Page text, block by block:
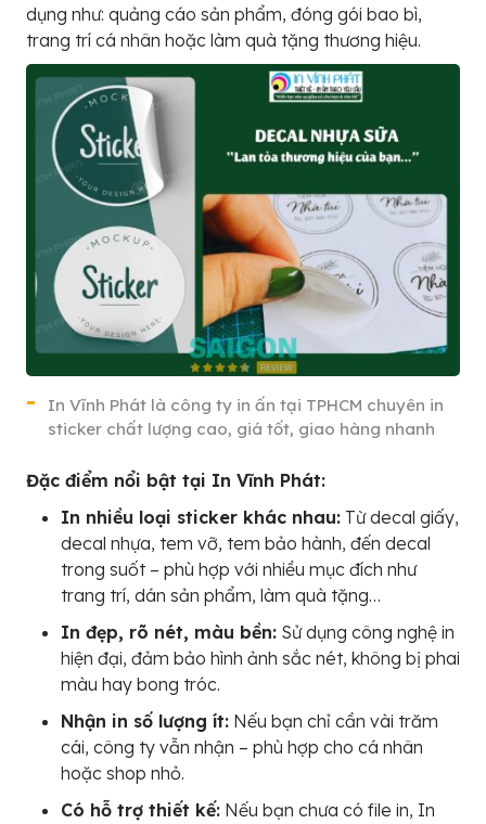
dụng như: quảng cáo sản phẩm, đóng gói bao bì,
trang trí cá nhân hoặc làm quà tặng thương hiệu.
In Vĩnh Phát là công ty in ấn tại TPHCM chuyên in
sticker chất lượng cao, giá tốt, giao hàng nhanh
Đặc điểm nổi bật tại In Vĩnh Phát:
In nhiều loại sticker khác nhau: Từ decal giấy,
decal nhựa, tem vỡ, tem bảo hành, đến decal
trong suốt – phù hợp với nhiều mục đích như
trang trí, dán sản phẩm, làm quà tặng…
In đẹp, rõ nét, màu bền: Sử dụng công nghệ in
hiện đại, đảm bảo hình ảnh sắc nét, không bị phai
màu hay bong tróc.
Nhận in số lượng ít: Nếu bạn chỉ cần vài trăm
cái, công ty vẫn nhận – phù hợp cho cá nhân
hoặc shop nhỏ.
Có hỗ trợ thiết kế: Nếu bạn chưa có file in, In